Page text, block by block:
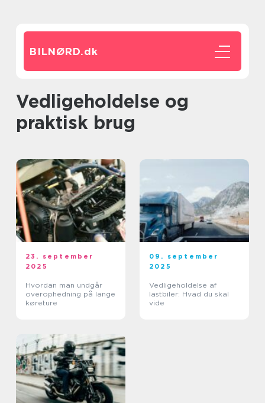
BILNØRD.dk
Vedligeholdelse og
praktisk brug
23. september
2025
Hvordan man undgår
overophedning på lange
køreture
09. september
2025
Vedligeholdelse af
lastbiler: Hvad du skal
vide